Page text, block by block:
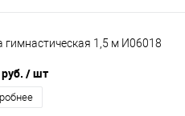
гимнастическая 1,5 м И06018
/ шт